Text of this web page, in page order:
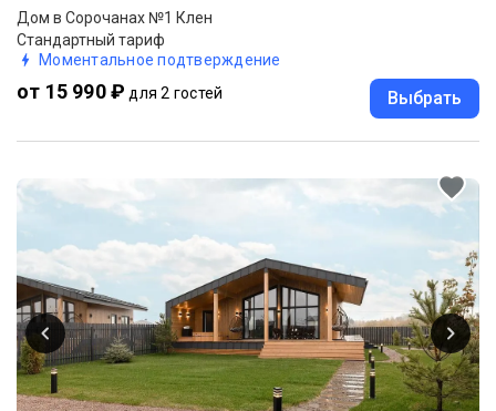
Дом в Сорочанах №1 Клен
Стандартный тариф
Моментальное подтверждение
от 15 990 ₽ для 2 гостей Выбрать